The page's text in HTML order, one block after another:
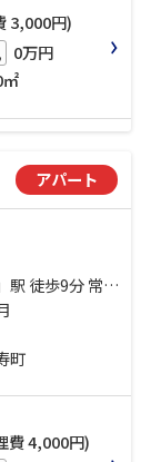
3,000円)
0万円
アパート
徒歩9分 常磐
分 京成本
歩16分
町
費 4,000円)